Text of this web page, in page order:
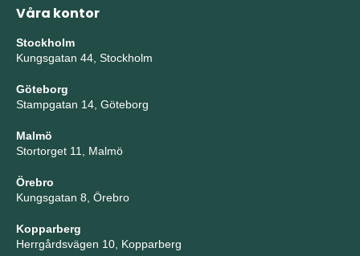
Våra kontor
Stockholm
Kungsgatan 44, Stockholm
Göteborg
Stampgatan 14, Göteborg
Malmö
Stortorget 11, Malmö
Örebro
Kungsgatan 8, Örebro
Kopparberg
Herrgårdsvägen 10, Kopparberg